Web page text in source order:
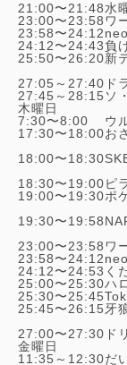
21:00〜21:48水
23:00〜23:58 ワ
23:58〜24:12
24:12〜24:43負
25:50〜26:20新
27:05～27:40 ド
27:45～28:15ソ
木曜日
7:30〜8:00
ウ
17:30〜18:00お
18:00〜18:30
18:30〜19:00ピ
19:00〜19:30ポ
19:30〜19:58
23:00〜23:58 ワ
23:58〜24:12
24:12〜24:53 く
25:00〜25:30ハ
25:30〜25:45
25:45〜26:15牙
27:00〜27:30 ド
金曜日
11:35～12:30だ